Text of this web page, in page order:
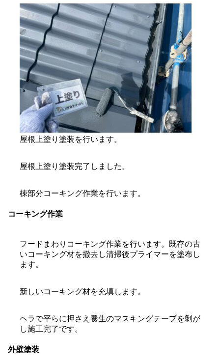
屋根上塗り塗装を行います。
屋根上塗り塗装完了しました。
棟部分コーキング作業を行います。
コーキング作業
フードまわりコーキング作業を行います。既存の古
いコーキング材を撤去し清掃後プライマーを塗布し
ます。
新しいコーキング材を充填します。
ヘラで平らに押さえ養生のマスキングテープを剝が
し施工完了です。
外壁塗装